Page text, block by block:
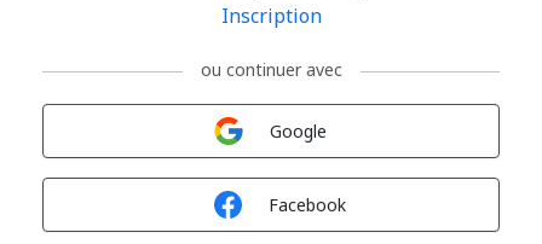
Inscription
ou continuer avec
Google
Facebook